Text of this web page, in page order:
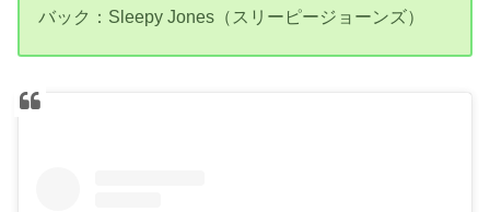
バック：Sleepy Jones（スリーピージョーンズ）